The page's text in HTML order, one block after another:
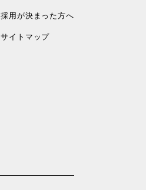
採用が決まった方へ
サイトマップ